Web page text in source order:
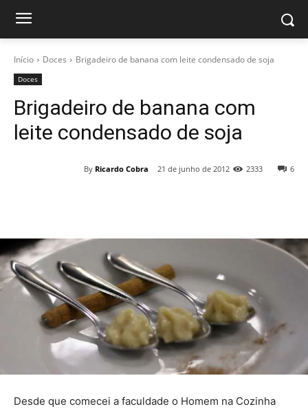
Início Doces Brigadeiro de banana com leite condensado de soja
Doces
Brigadeiro de banana com
leite condensado de soja
By Ricardo Cobra 21 de junho de 2012 6
2333
Desde que comecei a faculdade o Homem na Cozinha